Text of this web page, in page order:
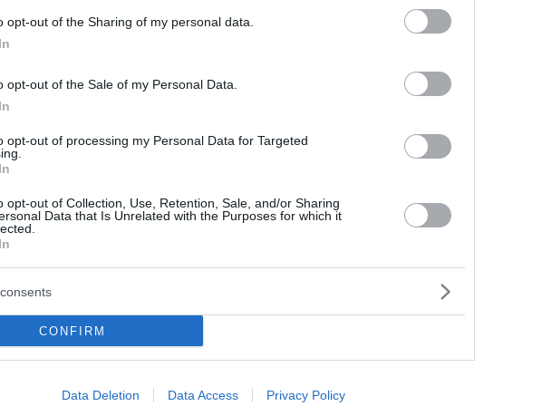
opt-out of the Sharing of my personal data.
opt-out of the Sale of my Personal Data.
opt-out of processing my Personal Data for Targeted
opt-out of Collection, Use, Retention, Sale, and/or Sharing
Data that Is Unrelated with the Purposes for which it
CONFIRM
Data Deletion Data Access Privacy Policy
βίντεο που
επαγγελματισμό
σε ώρα σεισμού
προκαλεί βίντεο που
δραματικές στιγμές
των 7,1 Ρίχτερ έπληξε
Τουρκία, Σαουδική Αραβία
συνεργασία
Πακιστάν υπογράφουν μια κοινή
(7/8), σύμφωνα με περιφερειακές πηγές